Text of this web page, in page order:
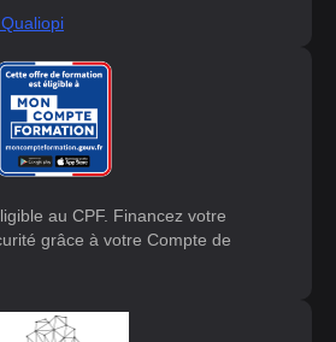
au CPF. Financez votre
grâce à votre Compte de